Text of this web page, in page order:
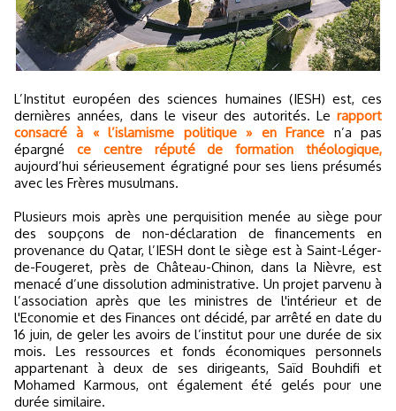
L’Institut européen des sciences humaines (IESH) est, ces
dernières années, dans le viseur des autorités. Le rapport
consacré à « l’islamisme politique » en France n’a pas
épargné ce centre réputé de formation théologique,
aujourd’hui sérieusement égratigné pour ses liens présumés
avec les Frères musulmans.
Plusieurs mois après une perquisition menée au siège pour
des soupçons de non-déclaration de financements en
provenance du Qatar, l’IESH dont le siège est à Saint-Léger-
de-Fougeret, près de Château-Chinon, dans la Nièvre, est
menacé d’une dissolution administrative. Un projet parvenu à
l’association après que les ministres de l'intérieur et de
l'Economie et des Finances ont décidé, par arrêté en date du
16 juin, de geler les avoirs de l’institut pour une durée de six
mois. Les ressources et fonds économiques personnels
appartenant à deux de ses dirigeants, Saïd Bouhdifi et
Mohamed Karmous, ont également été gelés pour une
durée similaire.